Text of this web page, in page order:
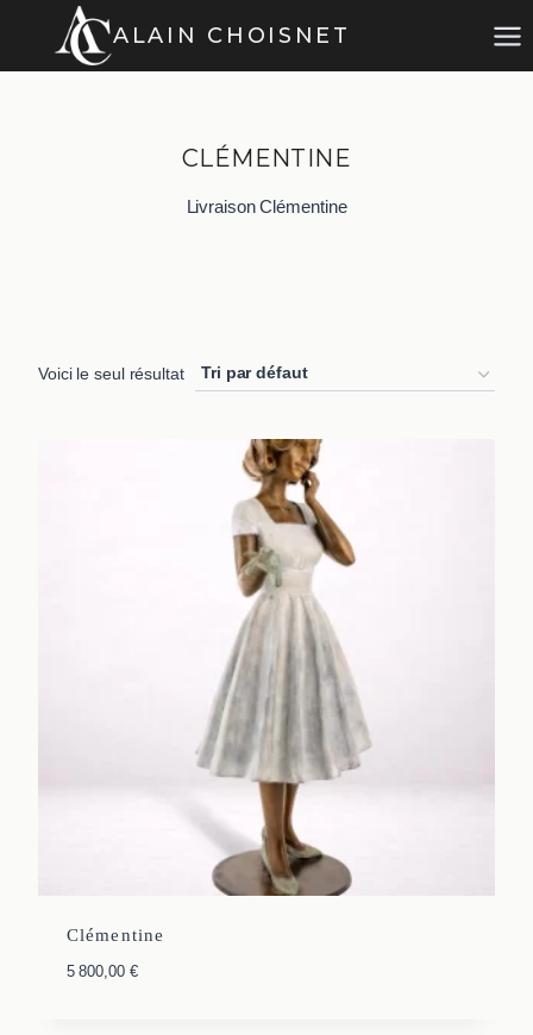
contenu
ALAIN CHOISNET
CLÉMENTINE
Livraison Clémentine
Voici le seul résultat
Clémentine
5 800,00 €